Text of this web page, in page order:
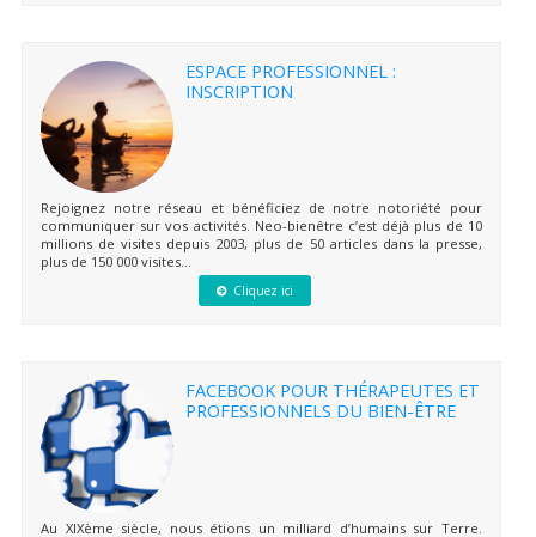
ESPACE PROFESSIONNEL :
INSCRIPTION
Rejoignez notre réseau et bénéficiez de notre notoriété pour
communiquer sur vos activités. Neo-bienêtre c’est déjà plus de 10
millions de visites depuis 2003, plus de 50 articles dans la presse,
plus de 150 000 visites...
Cliquez ici
FACEBOOK POUR THÉRAPEUTES ET
PROFESSIONNELS DU BIEN-ÊTRE
Au XIXème siècle, nous étions un milliard d’humains sur Terre.